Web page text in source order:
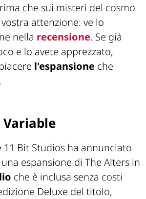
che sui misteri del cosmo
attenzione: ve lo
nella recensione. Se già
e lo avete apprezzato,
l'espansione che
Variable
11 Bit Studios ha annunciato
una espansione di The Alters in
che è inclusa senza costi
Deluxe del titolo,